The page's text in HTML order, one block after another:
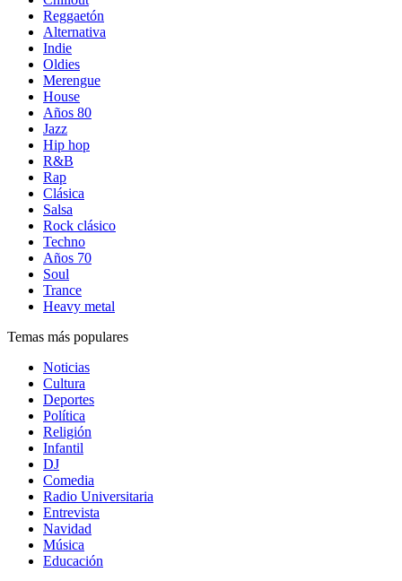
Reggaetón
Alternativa
Indie
Oldies
Merengue
House
Años 80
Jazz
Hip hop
R&B
Rap
Clásica
Salsa
Rock clásico
Techno
Años 70
Soul
Trance
Heavy metal
Temas más populares
Noticias
Cultura
Deportes
Política
Religión
Infantil
DJ
Comedia
Radio Universitaria
Entrevista
Navidad
Música
Educación